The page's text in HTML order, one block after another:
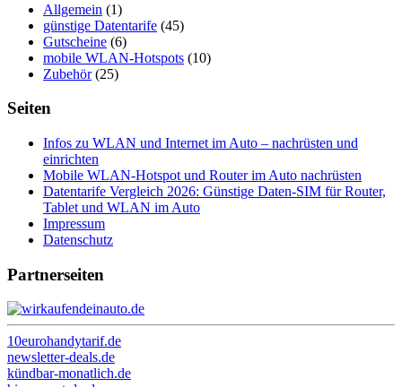
Allgemein (1)
günstige Datentarife (45)
Gutscheine (6)
mobile WLAN-Hotspots (10)
Zubehör(25)
Seiten
Infos zu WLAN und Internet im Auto – nachrüsten und
einrichten
Mobile WLAN-Hotspot und Router im Auto nachrüsten
Datentarife Vergleich 2026: Günstige Daten-SIM für Router,
Tablet und WLAN im Auto
Impressum
Datenschutz
Partnerseiten
10eurohandytarif.de
newsletter-deals.de
kündbar-monatlich.de